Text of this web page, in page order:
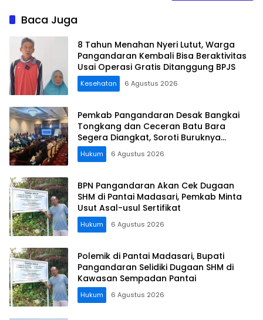
Baca Juga
8 Tahun Menahan Nyeri Lutut, Warga
Pangandaran Kembali Bisa Beraktivitas
Usai Operasi Gratis Ditanggung BPJS
Kesehatan 6 Agustus 2026
Pemkab Pangandaran Desak Bangkai
Tongkang dan Ceceran Batu Bara
Segera Diangkat, Soroti Buruknya
Koordinasi Perusahaan
Hukum 6 Agustus 2026
BPN Pangandaran Akan Cek Dugaan
SHM di Pantai Madasari, Pemkab Minta
Usut Asal-usul Sertifikat
Hukum 6 Agustus 2026
Polemik di Pantai Madasari, Bupati
Pangandaran Selidiki Dugaan SHM di
Kawasan Sempadan Pantai
Hukum 6 Agustus 2026